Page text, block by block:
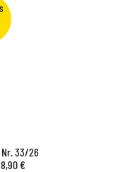
Nr. 33/26
8,90 €